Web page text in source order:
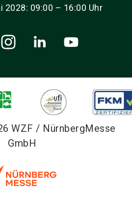
2028: 09:00 – 16:00 Uhr
WZF / NürnbergMesse
GmbH